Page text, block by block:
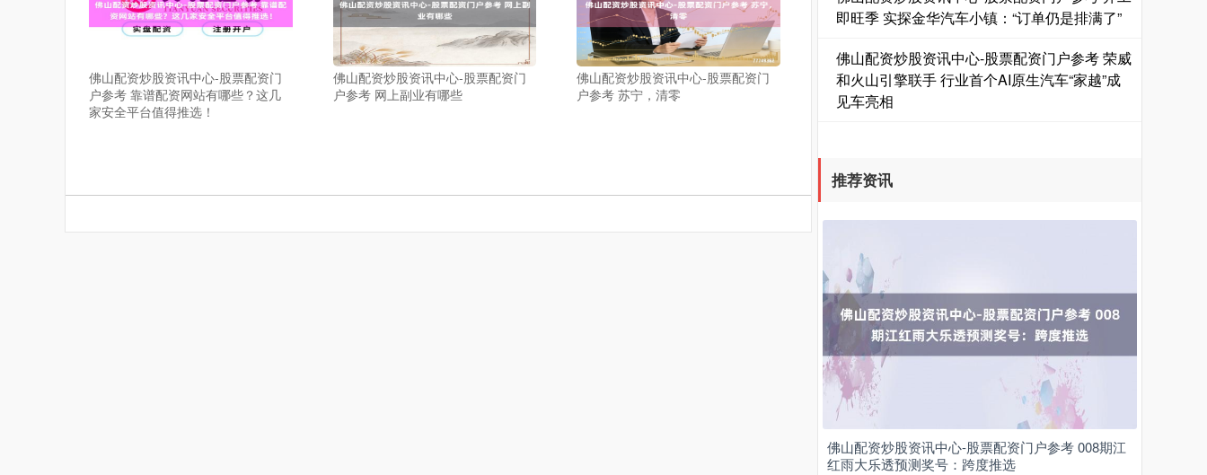
佛山配资炒股资讯中心-股票配资门
户参考 靠谱配资网站有哪些？这几
家安全平台值得推选！
佛山配资炒股资讯中心-股票配资门
户参考 网上副业有哪些
佛山配资炒股资讯中心-股票配资门
户参考 苏宁，清零
期指IC0 7730.00 -1.00 -0.01%
上证综指
深证成指 14110.12 -34.08 -0.24%
即旺季 实探金华汽车小镇：“订单仍是排满了”
佛山配资炒股资讯中心-股票配资门户参考 荣威
和火山引擎联手 行业首个AI原生汽车“家越”成
见车亮相
推荐资讯
佛山配资炒股资讯中心-股票配资门户参考 008期江
红雨大乐透预测奖号：跨度推选